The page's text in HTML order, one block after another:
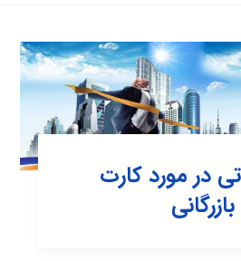
در مورد کارت
بازرگانی